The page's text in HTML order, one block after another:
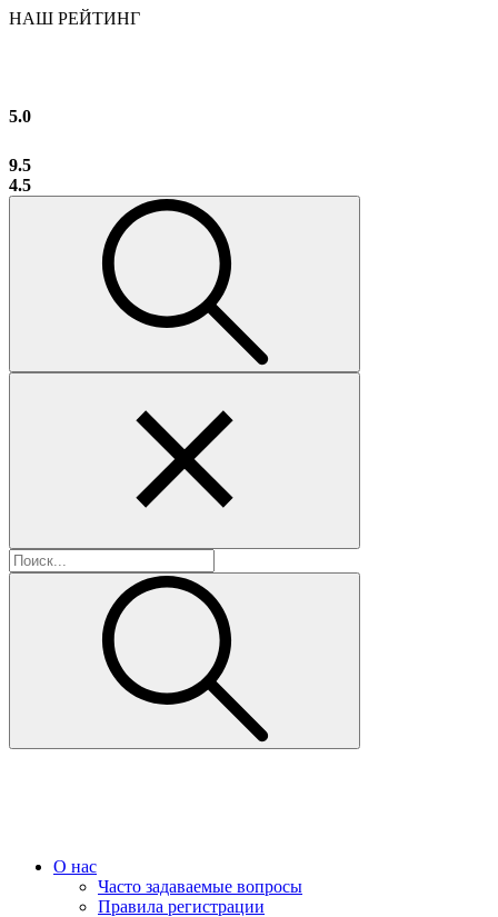
НАШ РЕЙТИНГ
5.0
9.5
4.5
О нас
Часто задаваемые вопросы
Правила регистрации